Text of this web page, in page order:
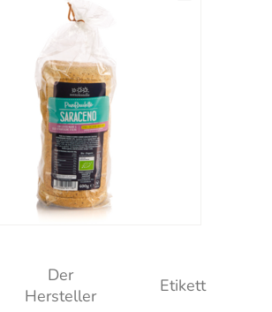
Der
Hersteller
Etikett